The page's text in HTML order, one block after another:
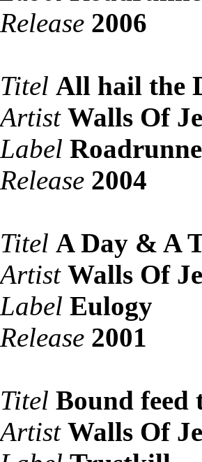
Release 2006
Titel All hail the
Artist Walls Of
Label
Release 2004
Titel A Day & A
Artist Walls Of
Label Eulogy
Release 2001
Titel Bound feed
Artist Walls Of